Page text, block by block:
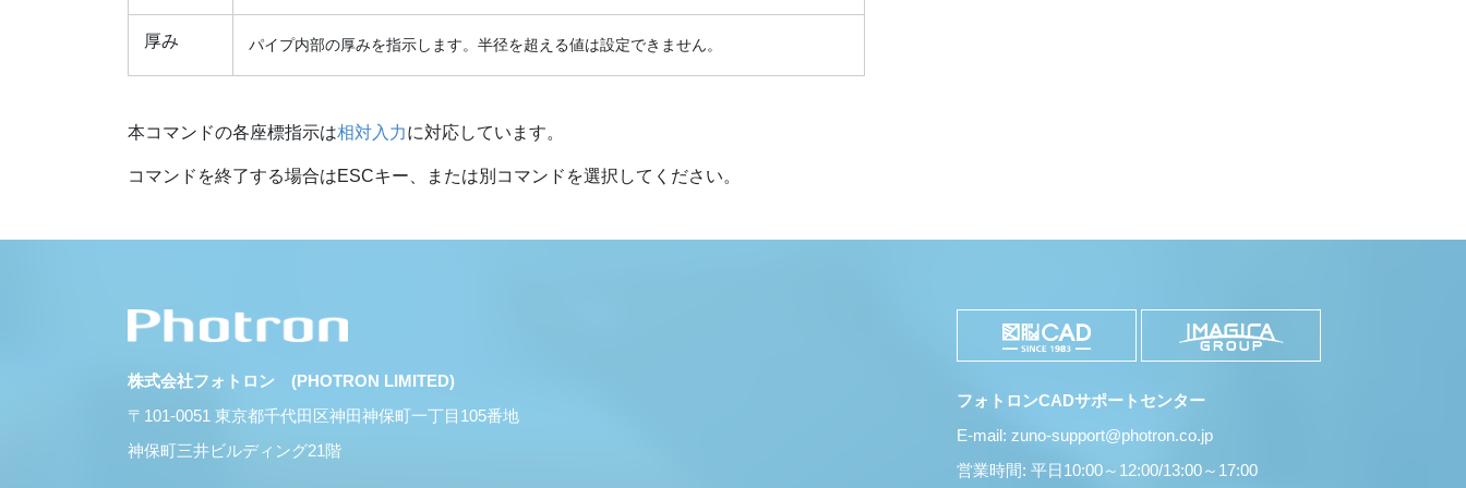
厚み パイプ内部の厚みを指示します。半径を超える値は設定できません。
本コマンドの各座標指示は相対入力に対応しています。
コマンドを終了する場合はESCキー、または別コマンドを選択してください。
株式会社フォトロン (PHOTRON LIMITED)
〒101-0051 東京都千代田区神田神保町一丁目105番地
神保町三井ビルディング21階
フォトロンCADサポートセンター
E-mail: zuno-support@photron.co.jp
営業時間: 平日10:00～12:00/13:00～17:00